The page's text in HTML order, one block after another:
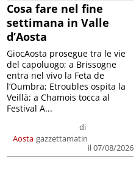
Cosa fare nel fine
settimana in Valle
d’Aosta
Aosta
di
gazzettamatin
il 07/08/2026
GiocAosta prosegue tra le vie
del capoluogo; a Brissogne
entra nel vivo la Feta de
l’Oumbra; Etroubles ospita la
Veillà; a Chamois tocca al
Festival A...